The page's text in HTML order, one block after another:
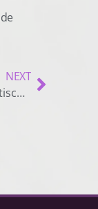
NEXT
Einhorntastisch ist zurück!